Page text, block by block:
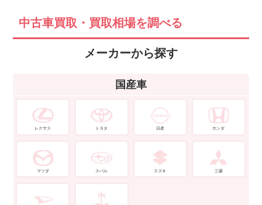
中古車買取・買取相場を調べる
メーカーから探す
国産車
レクサス トヨタ 日産 ホンダ
マツダ スバル スズキ 三菱